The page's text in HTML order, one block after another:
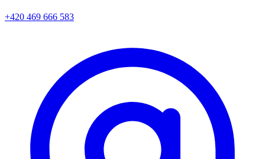
+420 469 666 583